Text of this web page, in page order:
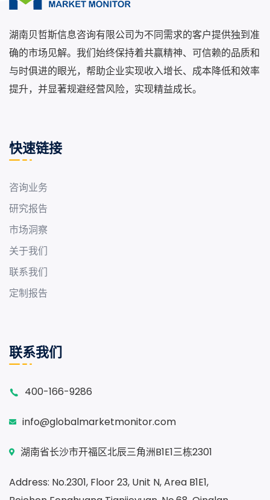
湖南贝哲斯信息咨询有限公司为不同需求的客户提供独到准
确的市场见解。我们始终保持着共赢精神、可信赖的品质和
与时俱进的眼光，帮助企业实现收入增长、成本降低和效率
提升，并显著规避经营风险，实现精益成长。
快速链接
咨询业务
研究报告
市场洞察
关于我们
联系我们
定制报告
联系我们
400-166-9286
info@globalmarketmonitor.com
湖南省长沙市开福区北辰三角洲B1E1三栋2301
Address: No.2301, Floor 23, Unit N, Area B1E1,